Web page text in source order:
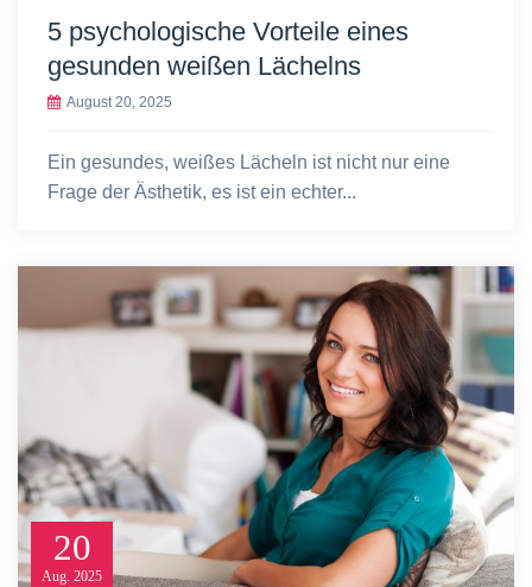
5 psychologische Vorteile eines
gesunden weißen Lächelns
August 20, 2025
Ein gesundes, weißes Lächeln ist nicht nur eine
Frage der Ästhetik, es ist ein echter...
20
Aug. 2025